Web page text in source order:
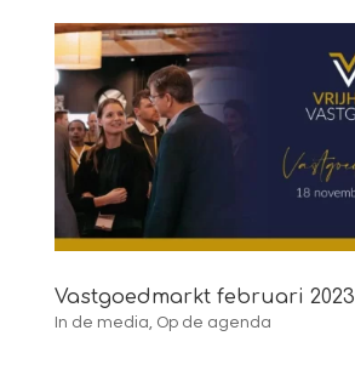
Vastgoedmarkt februari 2023
In de media, Op de agenda